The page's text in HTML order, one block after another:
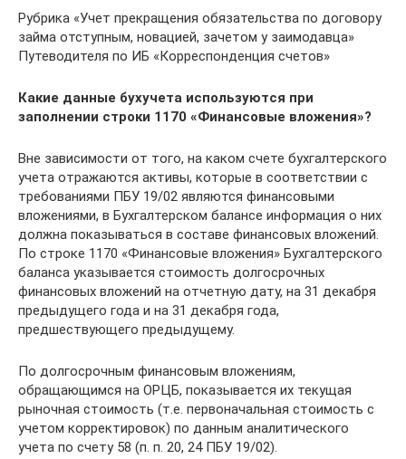
Рубрика «Учет прекращения обязательства по договору
займа отступным, новацией, зачетом у заимодавца»
Путеводителя по ИБ «Корреспонденция счетов»
Какие данные бухучета используются при
заполнении строки 1170 «Финансовые вложения»?
Вне зависимости от того, на каком счете бухгалтерского
учета отражаются активы, которые в соответствии с
требованиями ПБУ 19/02 являются финансовыми
вложениями, в Бухгалтерском балансе информация о них
должна показываться в составе финансовых вложений.
По строке 1170 «Финансовые вложения» Бухгалтерского
баланса указывается стоимость долгосрочных
финансовых вложений на отчетную дату, на 31 декабря
предыдущего года и на 31 декабря года,
предшествующего предыдущему.
По долгосрочным финансовым вложениям,
обращающимся на ОРЦБ, показывается их текущая
рыночная стоимость (т.е. первоначальная стоимость с
учетом корректировок) по данным аналитического
учета по счету 58 (п. п. 20, 24 ПБУ 19/02).